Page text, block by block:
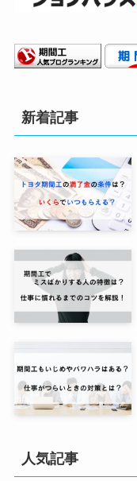
新着記事
人気記事